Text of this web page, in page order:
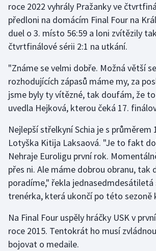
Ragby
Rychlobruslení
Rychlostní kanoistika
Short track
Stolní tenis
Triatlon
Veslování
Vodní slalom
Volejbal
roce 2022 vyhrály Pražanky ve
předloni na domácím Final Four na
duel o 3. místo 56:59 a loni zvítězily
čtvrtfinálové sérii 2:1 na utkání.
"Známe se velmi dobře. Možná větší
rozhodujících zápasů máme my, za
jsme byly ty vítězné, tak doufám, že
uvedla Hejková, kterou čeká 17.
Nejlepší střelkyní Schia je s průměrem
Lotyška Kitija Laksaová. "Je to fakt
Nehraje Euroligu první rok.
přes ni. Ale máme dobrou obranu, tak
poradíme," řekla jednasedmdesátiletá
trenérka, která ukončí po této sezoně
Na Final Four uspěly hráčky USK v
roce 2015. Tentokrát ho musí
bojovat o medaile.